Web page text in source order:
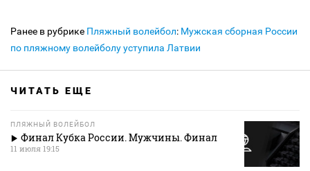
Ранее в рубрике Пляжный волейбол: Мужская сборная России
по пляжному волейболу уступила Латвии
ЧИТАТЬ ЕЩЕ
ПЛЯЖНЫЙ ВОЛЕЙБОЛ
Финал Кубка России. Мужчины. Финал
11 июля 19:15